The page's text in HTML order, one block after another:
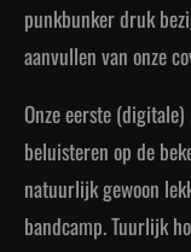
punkbunker druk
aanvullen van onze
Onze eerste
beluisteren op de
natuurlijk gewoon
bandcamp. Tuurlijk